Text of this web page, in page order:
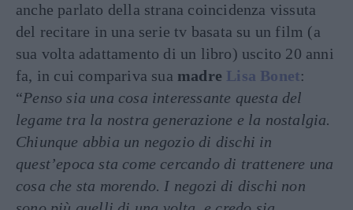
anche parlato della strana coincidenza vissuta
del recitare in una serie tv basata su un film (a
sua volta adattamento di un libro) uscito 20 anni
fa, in cui compariva sua madre Lisa Bonet:
“Penso sia una cosa interessante questa del
legame tra la nostra generazione e la nostalgia.
Chiunque abbia un negozio di dischi in
quest’epoca sta come cercando di trattenere una
cosa che sta morendo. I negozi di dischi non